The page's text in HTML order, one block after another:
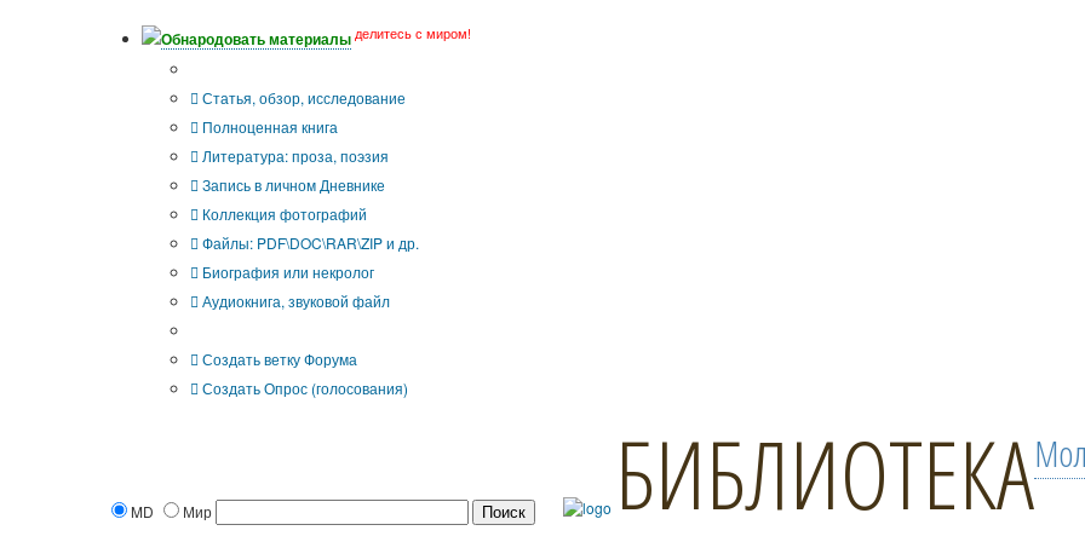
Обнародовать материалы делитесь с миром!
Статья, обзор, исследование
Полноценная книга
Литература: проза, поэзия
Запись в личном Дневнике
Коллекция фотографий
Файлы: PDF\DOC\RAR\ZIP и др.
Биография или некролог
Аудиокнига, звуковой файл
Создать ветку Форума
Создать Опрос (голосования)
MD Мир БИБЛИОТЕКА